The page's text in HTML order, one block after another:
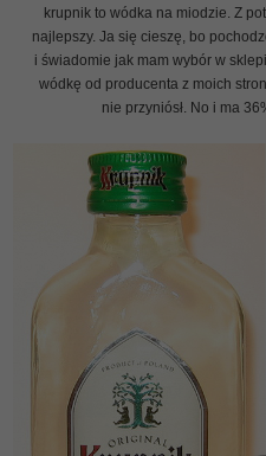
krupnik to wódka na miodzie. Z
najlepszy. Ja się cieszę, bo
i świadomie jak mam wybór w
wódkę od producenta z moich
nie przyniósł. No i ma